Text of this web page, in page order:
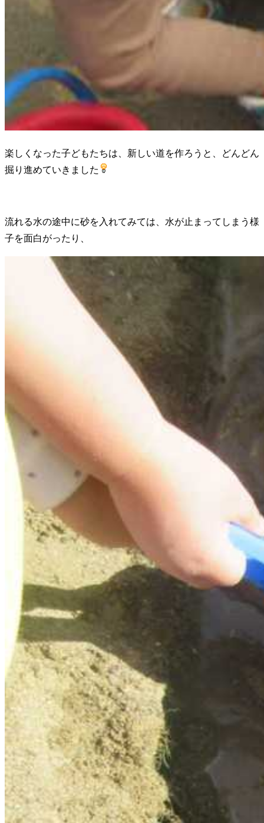
楽しくなった子どもたちは、新しい道を作ろうと、どんどん
掘り進めていきました
流れる水の途中に砂を入れてみては、水が止まってしまう様
子を面白がったり、